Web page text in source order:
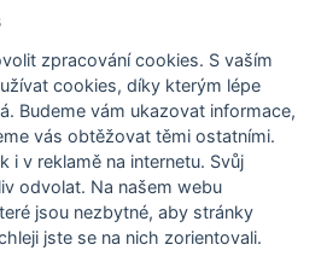
údaji
zpracování cookies. S vaším
cookies, díky kterým lépe
. Budeme vám ukazovat informace,
vás obtěžovat těmi ostatními.
i v reklamě na internetu. Svůj
odvolat. Na našem webu
jsou nezbytné, aby stránky
jste se na nich zorientovali.